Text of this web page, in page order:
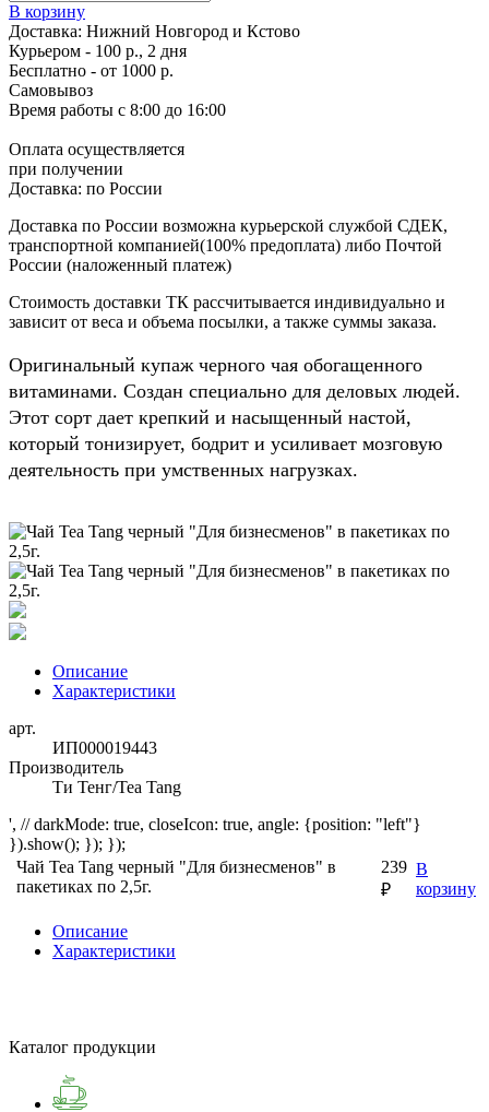
В корзину
Доставка: Нижний Новгород и Кстово
Курьером - 100 р., 2 дня
Бесплатно - от 1000 р.
Самовывоз
Время работы с 8:00 до 16:00
Оплата осуществляется
при получении
Доставка: по России
Доставка по России возможна курьерской службой СДЕК,
транспортной компанией(100% предоплата) либо Почтой
России (наложенный платеж)
Стоимость доставки ТК рассчитывается индивидуально и
зависит от веса и объема посылки, а также суммы заказа.
Оригинальный купаж черного чая обогащенного
витаминами. Создан специально для деловых людей.
Этот сорт дает крепкий и насыщенный настой,
который тонизирует, бодрит и усиливает мозговую
деятельность при умственных нагрузках.
Описание
Характеристики
арт.
ИП000019443
Производитель
Ти Тенг/Tea Tang
', // darkMode: true, closeIcon: true, angle: {position: "left"}
}).show(); }); });
Чай Tea Tang черный "Для бизнесменов" в
пакетиках по 2,5г.
239
₽
В
корзину
Описание
Характеристики
Каталог продукции